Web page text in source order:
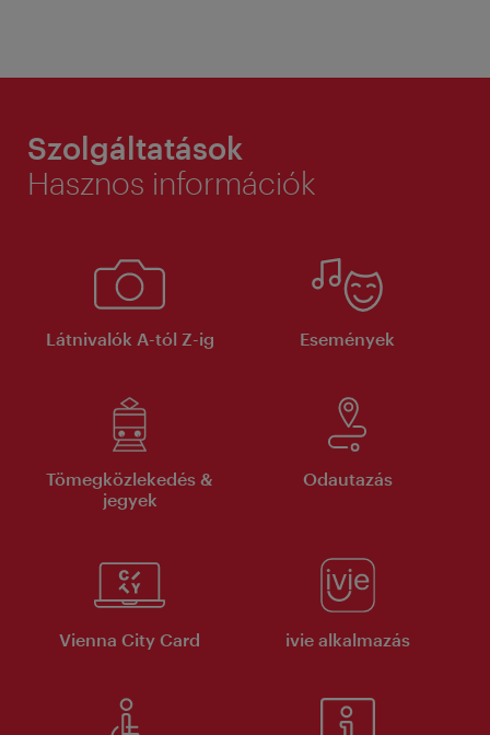
Szolgáltatások
Hasznos információk
Látnivalók A-tól Z-ig Események
Tömegközlekedés &
jegyek
Odautazás
Vienna City Card ivie alkalmazás